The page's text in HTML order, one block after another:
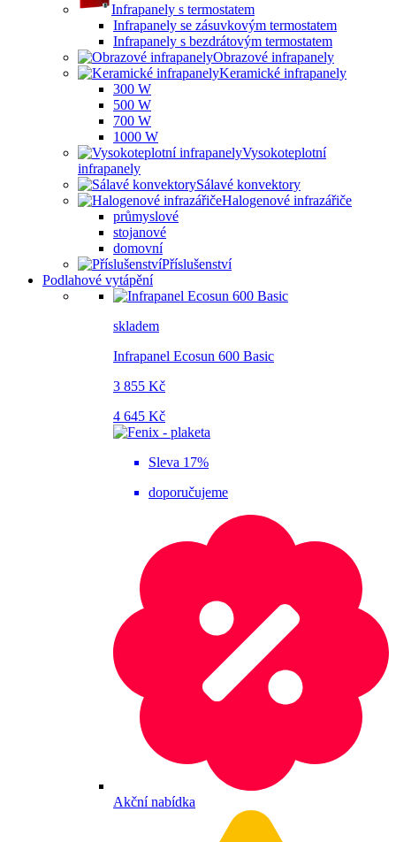
Infrapanely s termostatem
Infrapanely se zásuvkovým termostatem
Infrapanely s bezdrátovým termostatem
Obrazové infrapanely
Keramické infrapanely
300 W
500 W
700 W
1000 W
Vysokoteplotní
infrapanely
Sálavé konvektory
Halogenové infrazářiče
průmyslové
stojanové
domovní
Příslušenství
Podlahové vytápění
skladem
Infrapanel Ecosun 600 Basic
3 855 Kč
4 645 Kč
Sleva 17%
doporučujeme
Akční nabídka